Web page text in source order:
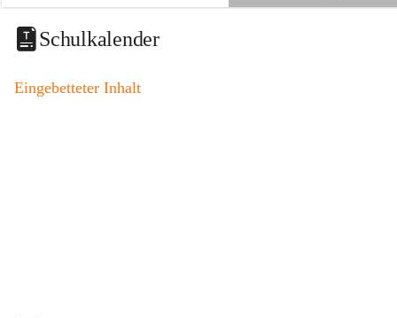
i
t
a
o
Schulkalender
Eingebetteter Inhalt